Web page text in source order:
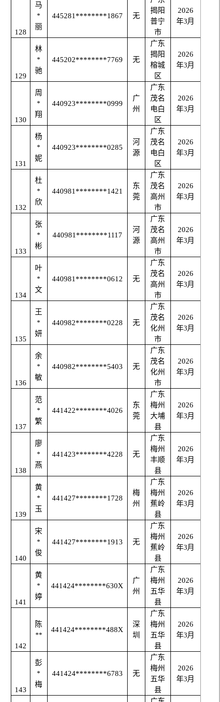
128
马
*
丽
445281********1867 无
揭阳
普宁
市
2026
年3月
129
林
*
驰
445202********7769 无
广东
揭阳
榕城
区
2026
年3月
130
周
*
翔
440923********0999
广
州
广东
茂名
电白
区
2026
年3月
131
杨
*
妮
440923********0285
河
源
广东
茂名
电白
区
2026
年3月
132
杜
*
欣
440981********1421
东
莞
广东
茂名
高州
市
2026
年3月
133
张
*
彬
440981********1117
河
源
广东
茂名
高州
市
2026
年3月
134
叶
*
文
440981********0612 无
广东
茂名
高州
市
2026
年3月
135
王
*
妍
440982********0228 无
广东
茂名
化州
市
2026
年3月
136
余
*
敏
440982********5403 无
广东
茂名
化州
市
2026
年3月
137
范
*
繁
441422********4026
东
莞
广东
梅州
大埔
县
2026
年3月
138
廖
*
燕
441423********4228 无
广东
梅州
丰顺
县
2026
年3月
139
黄
*
玉
441427********1728
梅
州
广东
梅州
蕉岭
县
2026
年3月
140
宋
*
俊
441427********1913 无
广东
梅州
蕉岭
县
2026
年3月
141
黄
*
婷
441424********630X
广
州
广东
梅州
五华
县
2026
年3月
142
陈
**
441424********488X
深
圳
广东
梅州
五华
县
2026
年3月
143
彭
*
梅
441424********6783 无
广东
梅州
五华
县
2026
年3月